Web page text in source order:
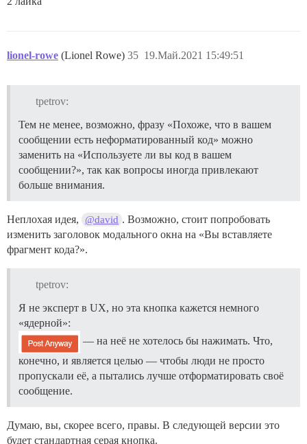
lionel-rowe (Lionel Rowe) 19.Май.2021 15:49:51
35
tpetrov:
Тем не менее, возможно, фразу «Похоже, что в вашем
сообщении есть неформатированный код» можно
заменить на «Используете ли вы код в вашем
сообщении?», так как вопросы иногда привлекают
больше внимания.
Неплохая идея, @david . Возможно, стоит попробовать
изменить заголовок модального окна на «Вы вставляете
фрагмент кода?».
tpetrov:
Я не эксперт в UX, но эта кнопка кажется немного
«ядерной»:
— на неё не хотелось бы нажимать. Что,
конечно, и является целью — чтобы люди не просто
пропускали её, а пытались лучше отформатировать своё
сообщение.
Думаю, вы, скорее всего, правы. В следующей версии это
будет стандартная серая кнопка.